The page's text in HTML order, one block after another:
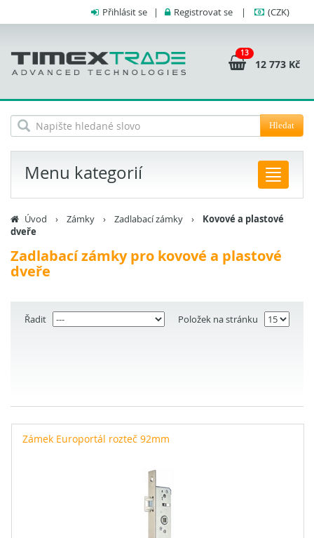
Přihlásit se | Registrovat se | (CZK)
13
12 773 Kč
Hledat
Menu kategorií
Úvod › Zámky › Zadlabací zámky › Kovové a plastové
dveře
Zadlabací zámky pro kovové a plastové
dveře
Řadit Položek na stránku
Zámek Europortál rozteč 92mm